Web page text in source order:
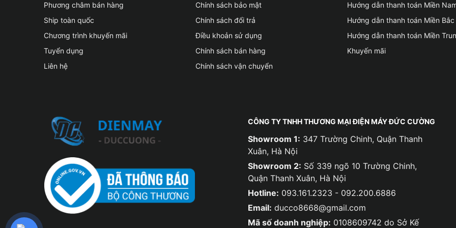
Phương châm bán hàng
Ship toàn quốc
Chương trình khuyến mãi
Tuyển dụng
Liên hệ
Chính sách bảo mật
Chính sách đổi trả
Điều khoản sử dụng
Chính sách bán hàng
Chính sách vận chuyển
Hướng dẫn thanh toán Miền
Hướng dẫn thanh toán Miền Bắc
Hướng dẫn thanh toán Miền
Khuyến mãi
CÔNG TY TNHH THƯƠNG MẠI ĐIỆN MÁY ĐỨC CƯỜNG
Showroom 1: 347 Trường Chinh, Quận Thanh
Xuân, Hà Nội
Showroom 2: Số 339 ngõ 10 Trường Chinh,
Quận Thanh Xuân, Hà Nội
Hotline: 093.161.2323 - 092.200.6886
Email: ducco8668@gmail.com
Mã số doanh nghiệp: 0108609742 do Sở Kế